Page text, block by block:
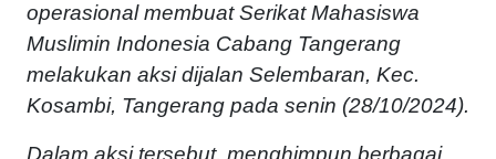
operasional membuat Serikat Mahasiswa
Muslimin Indonesia Cabang Tangerang
melakukan aksi dijalan Selembaran, Kec.
Kosambi, Tangerang pada senin (28/10/2024).